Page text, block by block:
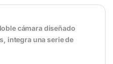
cámara diseñado
integra una serie de